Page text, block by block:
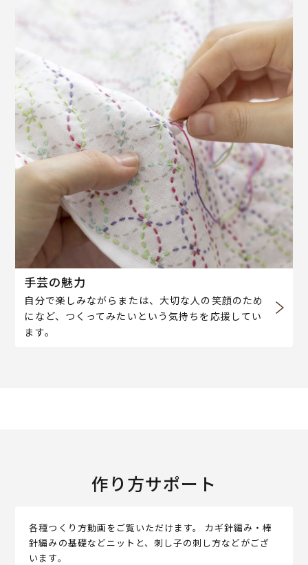
手芸の魅力
自分で楽しみながらまたは、大切な人の笑顔のため
になど、つくってみたいという気持ちを応援してい
ます。
作り方サポート
各種つくり方動画をご覧いただけます。 カギ針編み・棒
針編みの基礎などニットと、刺し子の刺し方などがござ
います。